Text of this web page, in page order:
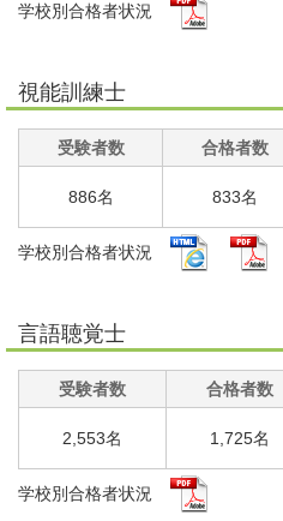
学校別合格者状況
視能訓練士
受験者数 合格者数
886名 833名
学校別合格者状況
言語聴覚士
受験者数 合格者数
2,553名 1,725名
学校別合格者状況